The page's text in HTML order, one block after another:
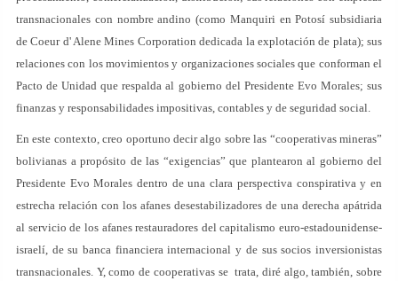
transnacionales con nombre andino (como Manquiri en Potosí subsidiaria
de Coeur d' Alene Mines Corporation dedicada la explotación de plata); sus
relaciones con los movimientos y organizaciones sociales que conforman el
Pacto de Unidad que respalda al gobierno del Presidente Evo Morales; sus
finanzas y responsabilidades impositivas, contables y de seguridad social.
En este contexto, creo oportuno decir algo sobre las “cooperativas mineras”
bolivianas a propósito de las “exigencias” que plantearon al gobierno del
Presidente Evo Morales dentro de una clara perspectiva conspirativa y en
estrecha relación con los afanes desestabilizadores de una derecha apátrida
al servicio de los afanes restauradores del capitalismo euro-estadounidense-
israelí, de su banca financiera internacional y de sus socios inversionistas
transnacionales. Y, como de cooperativas se trata, diré algo, también, sobre